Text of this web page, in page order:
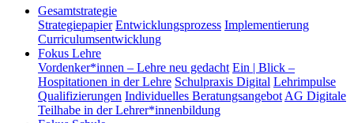
Gesamtstrategie
Strategiepapier Entwicklungsprozess Implementierung
Curriculumsentwicklung
Fokus Lehre
Vordenker*innen – Lehre neu gedacht Ein | Blick –
Hospitationen in der Lehre Schulpraxis Digital Lehrimpulse
Qualifizierungen Individuelles Beratungsangebot AG Digitale
Teilhabe in der Lehrer*innenbildung